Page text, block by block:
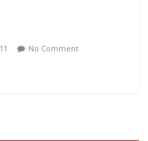
No Comment